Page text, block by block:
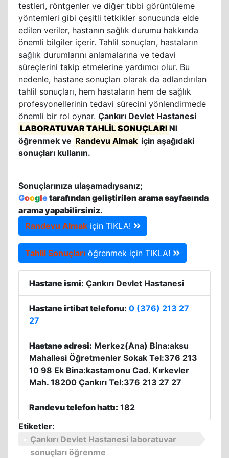
testleri, röntgenler ve diğer tıbbi görüntüleme
yöntemleri gibi çeşitli tetkikler sonucunda elde
edilen veriler, hastanın sağlık durumu hakkında
önemli bilgiler içerir. Tahlil sonuçları, hastaların
sağlık durumlarını anlamalarına ve tedavi
süreçlerini takip etmelerine yardımcı olur. Bu
nedenle, hastane sonuçları olarak da adlandırılan
tahlil sonuçları, hem hastaların hem de sağlık
profesyonellerinin tedavi sürecini yönlendirmede
önemli bir rol oynar. Çankırı Devlet Hastanesi
LABORATUVAR TAHLİL SONUÇLARI NI
öğrenmek ve Randevu Almak için aşağıdaki
sonuçları kullanın.
Sonuçlarınıza ulaşamadıysanız;
Googletarafından geliştirilen arama sayfasında
arama yapabilirsiniz.
Randevu Almak için TIKLA!
Tahlil Sonuçları öğrenmek için TIKLA!
Hastane ismi: Çankırı Devlet Hastanesi
Hastane irtibat telefonu: 0 (376) 213 27
27
Hastane adresi: Merkez(Ana) Bina:aksu
Mahallesi Öğretmenler Sokak Tel:376 213
10 98 Ek Bina:kastamonu Cad. Kırkevler
Mah. 18200 Çankırı Tel:376 213 27 27
Randevu telefon hattı: 182
Etiketler:
Çankırı Devlet Hastanesi laboratuvar
sonuçları öğrenme